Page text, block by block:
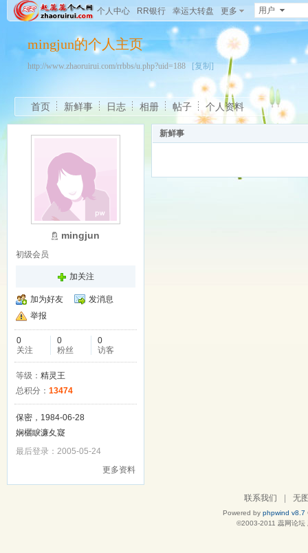
个人中心 RR银行 幸运大转盘 更多 用户
mingjun的个人主页
http://www.zhaoruirui.com/rrbbs/u.php?uid=188 [复制]
首页 新鲜事 日志 相册 帖子 个人资料
mingjun
初级会员
加关注
加为好友
发消息
举报
0
关注
0
粉丝
0
访客
等级： 精灵王
总积分： 13474
保密，1984-06-28
娴欐睙濂夊寲
最后登录：2005-05-24
更多资料
新鲜事
联系我们 无
Powered by phpwind v8.7
©2003-2011 蕊网论坛